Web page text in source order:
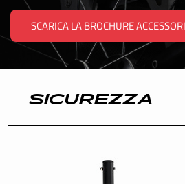
SCARICA LA BROCHURE ACCESSORI
SICUREZZA
DANMARK
DEUTSCHLAND
FRANCE
IRELAND